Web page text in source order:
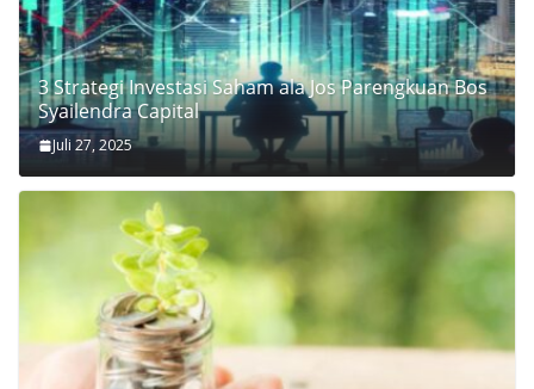
3 Strategi Investasi Saham ala Jos Parengkuan Bos
Syailendra Capital
Juli 27, 2025